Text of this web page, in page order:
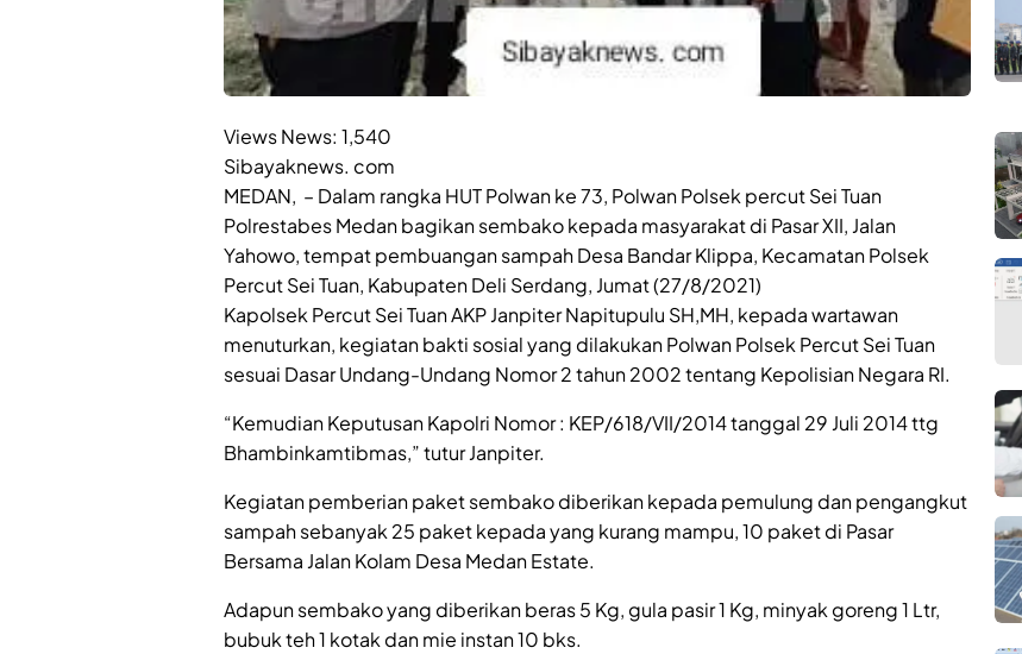
Views News: 1,540
Sibayaknews. com
MEDAN, – Dalam rangka HUT Polwan ke 73, Polwan Polsek percut Sei Tuan
Polrestabes Medan bagikan sembako kepada masyarakat di Pasar XII, Jalan
Yahowo, tempat pembuangan sampah Desa Bandar Klippa, Kecamatan Polsek
Percut Sei Tuan, Kabupaten Deli Serdang, Jumat (27/8/2021)
Kapolsek Percut Sei Tuan AKP Janpiter Napitupulu SH,MH, kepada wartawan
menuturkan, kegiatan bakti sosial yang dilakukan Polwan Polsek Percut Sei Tuan
sesuai Dasar Undang-Undang Nomor 2 tahun 2002 tentang Kepolisian Negara RI.
“Kemudian Keputusan Kapolri Nomor : KEP/618/VII/2014 tanggal 29 Juli 2014 ttg
Bhambinkamtibmas,” tutur Janpiter.
Kegiatan pemberian paket sembako diberikan kepada pemulung dan pengangkut
sampah sebanyak 25 paket kepada yang kurang mampu, 10 paket di Pasar
Bersama Jalan Kolam Desa Medan Estate.
Adapun sembako yang diberikan beras 5 Kg, gula pasir 1 Kg, minyak goreng 1 Ltr,
bubuk teh 1 kotak dan mie instan 10 bks.